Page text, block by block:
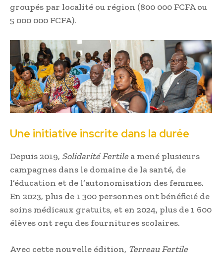
groupés par localité ou région (800 000 FCFA ou
5 000 000 FCFA).
Une initiative inscrite dans la durée
Depuis 2019, Solidarité Fertilea mené plusieurs
campagnes dans le domaine de la santé, de
l’éducation et de l’autonomisation des femmes.
En 2023, plus de 1 300 personnes ont bénéficié de
soins médicaux gratuits, et en 2024, plus de 1 600
élèves ont reçu des fournitures scolaires.
Avec cette nouvelle édition, Terreau Fertile